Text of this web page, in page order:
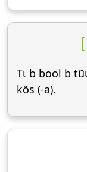
Tɩ b bool b
kõs (-a).